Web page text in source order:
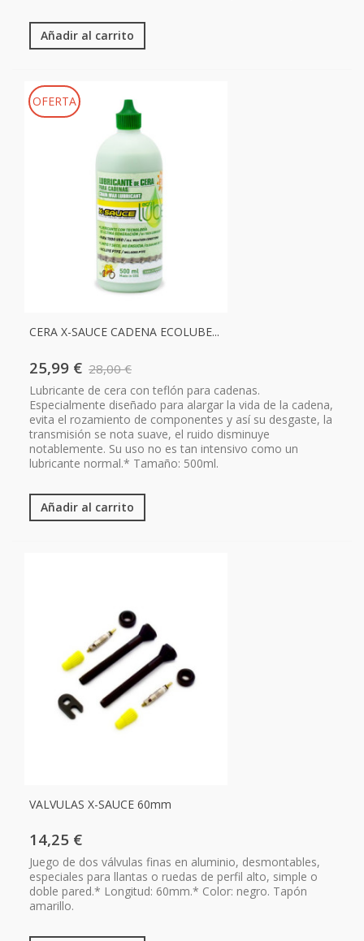
Añadir al carrito
OFERTA
CERA X-SAUCE CADENA ECOLUBE...
25,99 € 28,00 €
Lubricante de cera con teflón para cadenas.
Especialmente diseñado para alargar la vida de la cadena,
evita el rozamiento de componentes y así su desgaste, la
transmisión se nota suave, el ruido disminuye
notablemente. Su uso no es tan intensivo como un
lubricante normal.* Tamaño: 500ml.
Añadir al carrito
VALVULAS X-SAUCE 60mm
14,25 €
Juego de dos válvulas finas en aluminio, desmontables,
especiales para llantas o ruedas de perfil alto, simple o
doble pared.* Longitud: 60mm.* Color: negro. Tapón
amarillo.